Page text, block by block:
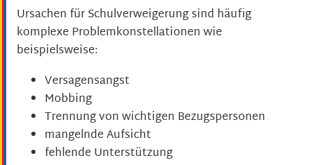
Ursachen für Schulverweigerung sind häufig
komplexe Problemkonstellationen wie
beispielsweise:
Versagensangst
Mobbing
Trennung von wichtigen Bezugspersonen
mangelnde Aufsicht
fehlende Unterstützung